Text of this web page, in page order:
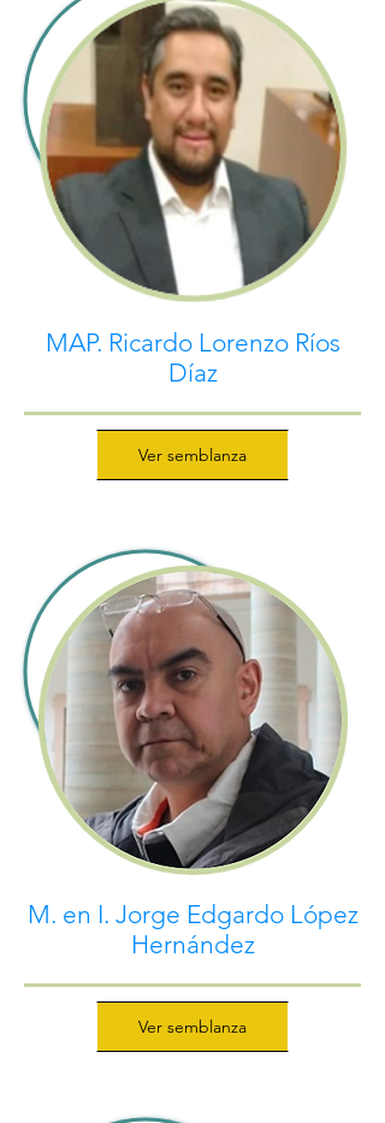
MAP. Ricardo Lorenzo Ríos
Díaz
Ver semblanza
M. en I. Jorge Edgardo López
Hernández
Ver semblanza